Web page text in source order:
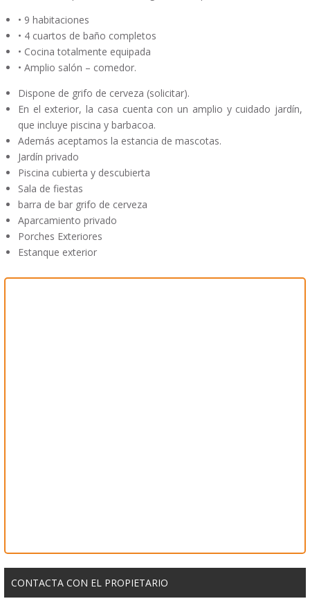
• 9 habitaciones
• 4 cuartos de baño completos
• Cocina totalmente equipada
• Amplio salón – comedor.
Dispone de grifo de cerveza (solicitar).
En el exterior, la casa cuenta con un amplio y cuidado jardín,
que incluye piscina y barbacoa.
Además aceptamos la estancia de mascotas.
Jardín privado
Piscina cubierta y descubierta
Sala de fiestas
barra de bar grifo de cerveza
Aparcamiento privado
Porches Exteriores
Estanque exterior
CONTACTA CON EL PROPIETARIO